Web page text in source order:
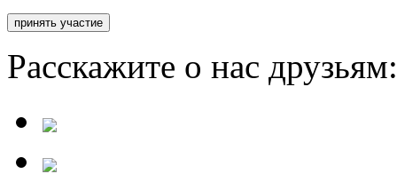
Расскажите о нас